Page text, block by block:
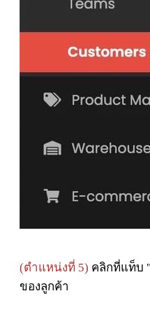
(ตำแหน่งที่ 5) คลิกที่แท็บ "
ของลูกค้า